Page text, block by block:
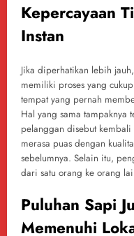
Kepercayaan
Instan
Jika diperhatikan lebih
memiliki proses yang
tempat yang pernah
Hal yang sama tampaknya
pelanggan disebut
merasa puas dengan
sebelumnya. Selain itu,
dari satu orang ke orang
Puluhan Sapi
Memenuhi